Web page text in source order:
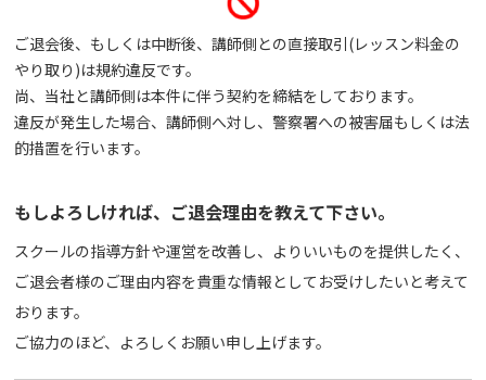
ご退会後、もしくは中断後、講師側との直接取引(レッスン料金の
やり取り)は規約違反です。
尚、当社と講師側は本件に伴う契約を締結をしております。
違反が発生した場合、講師側へ対し、警察署への被害届もしくは法
的措置を行います。
もしよろしければ、ご退会理由を教えて下さい。
スクールの指導方針や運営を改善し、よりいいものを提供したく、
ご退会者様のご理由内容を貴重な情報としてお受けしたいと考えて
おります。
ご協力のほど、よろしくお願い申し上げます。